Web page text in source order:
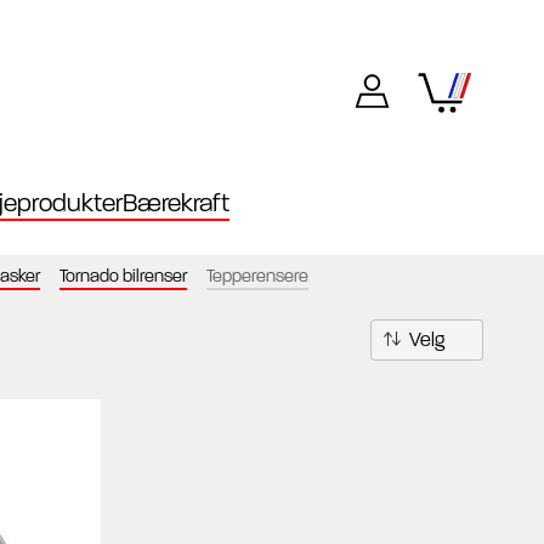
Bærekraft
Tornado bilrenser Tepperensere